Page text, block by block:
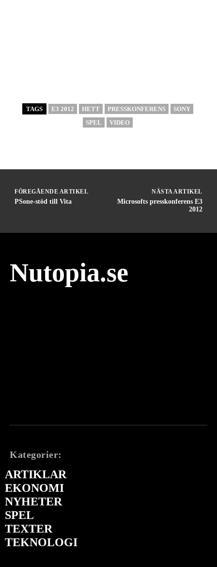
TAGS E3 2012 HETT PRESSKONFERENS
SONY
SPEL
VIDEO
FÖREGÅENDE ARTIKEL
PSone-stöd till Vita
NÄSTA ARTIKEL
Microsofts presskonferens E3
2012
Nutopia.se
Kategorier:
ARTIKLAR
EKONOMI
NYHETER
SPEL
TEXTER
TEKNOLOGI